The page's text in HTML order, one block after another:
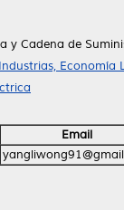
y Cadena de
Economía
Email